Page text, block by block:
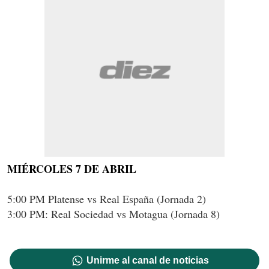
MIÉRCOLES 7 DE ABRIL
5:00 PM Platense vs Real España (Jornada 2)
3:00 PM: Real Sociedad vs Motagua (Jornada 8)
Unirme al canal de noticias